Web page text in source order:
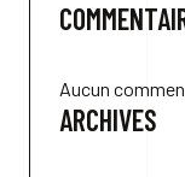
Aucun
ARCHIVES